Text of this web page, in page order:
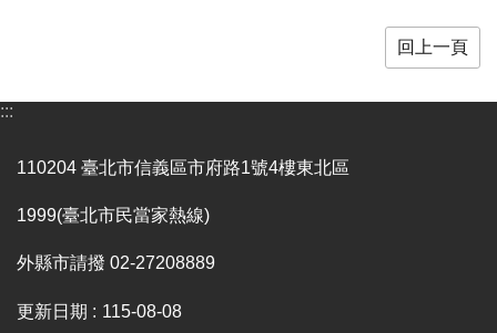
案
府
開
資
回上一頁
:::
110204 臺北市信義區市府路1號4樓東北區
1999(臺北市民當家熱線)
外縣市請撥 02-27208889
更新日期 115-08-08